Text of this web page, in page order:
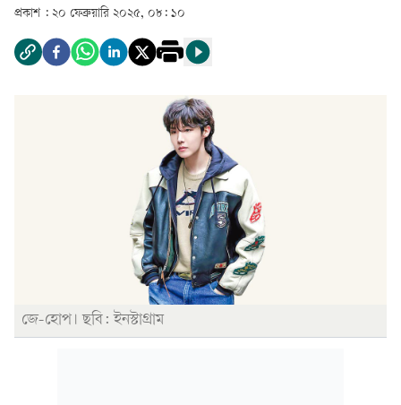
প্রকাশ : ২০ ফেব্রুয়ারি ২০২৫, ০৮: ১০
জে-হোপ। ছবি: ইনস্টাগ্রাম